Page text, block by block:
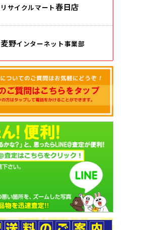
リサイクルマート春日店
麦野インターネット事業部